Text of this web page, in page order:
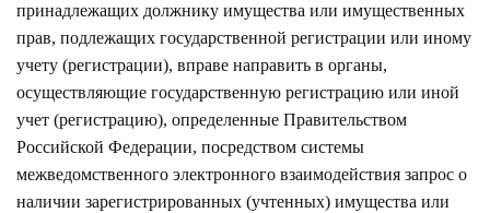
принадлежащих должнику имущества или имущественных
прав, подлежащих государственной регистрации или иному
учету (регистрации), вправе направить в органы,
осуществляющие государственную регистрацию или иной
учет (регистрацию), определенные Правительством
Российской Федерации, посредством системы
межведомственного электронного взаимодействия запрос о
наличии зарегистрированных (учтенных) имущества или